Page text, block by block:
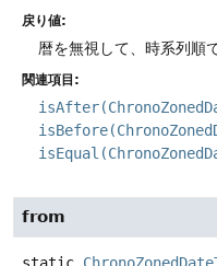
戻り値:
暦を無視して、時系列順
関連項目:
from